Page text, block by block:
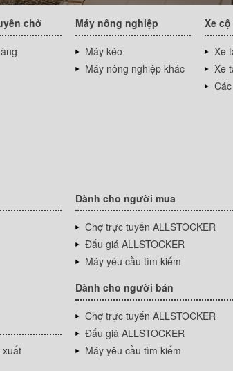
chở Máy nông nghiệp
Máy kéo
Máy nông nghiệp khác
Xe cộ
Xe
Xe
xuất
Dành cho người mua
Chợ trực tuyến ALLSTOCKER
Đấu giá ALLSTOCKER
Máy yêu cầu tìm kiếm
Dành cho người bán
Chợ trực tuyến ALLSTOCKER
Đấu giá ALLSTOCKER
Máy yêu cầu tìm kiếm